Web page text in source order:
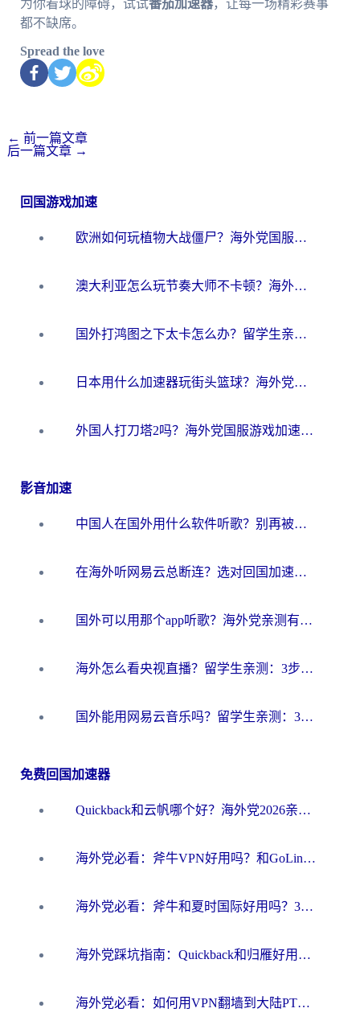
为你看球的障碍，试试番茄加速器，让每一场精彩赛事
都不缺席。
Spread the love
← 前一篇文章
后一篇文章 →
回国游戏加速
欧洲如何玩植物大战僵尸？海外党国服游戏加速避坑指南（附实测对比）
澳大利亚怎么玩节奏大师不卡顿？海外党国服游戏加速终极指南
国外打鸿图之下太卡怎么办？留学生亲测有效的国服游戏加速方案
日本用什么加速器玩街头篮球？海外党国服游戏不卡顿的终极攻略
外国人打刀塔2吗？海外党国服游戏加速避坑全攻略
影音加速
中国人在国外用什么软件听歌？别再被地域限制卡脖子，这篇教你轻松解锁国内音乐库
在海外听网易云总断连？选对回国加速器，告别地区限制和卡顿
国外可以用那个app听歌？海外党亲测有效的回国加速方案，轻松听国内音乐听书
海外怎么看央视直播？留学生亲测：3步解决版权限制+追剧自由
国外能用网易云音乐吗？留学生亲测：3步解决海外听歌难题
免费回国加速器
Quickback和云帆哪个好？海外党2026亲测指南：选对加速器大陆工具，无缝刷国内剧玩国服
海外党必看：斧牛VPN好用吗？和GoLinkVPN对比哪个回国效果更好？
海外党必看：斧牛和夏时国际好用吗？3步选对回国加速器，无缝刷国内资源
海外党踩坑指南：Quickback和归雁好用吗？选对加速器才能无缝刷国内资源
海外党必看：如何用VPN翻墙到大陆PTT？一篇解决你所有回国加速痛点